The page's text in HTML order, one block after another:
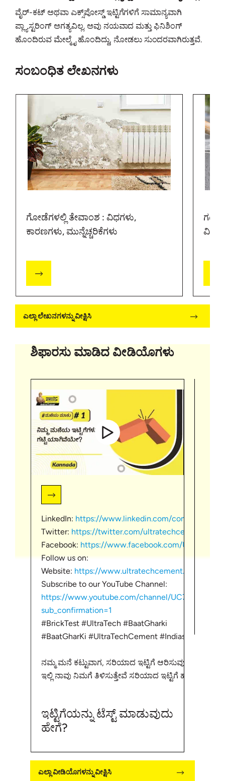
ವೈರ್-ಕಟ್ ಅಥವಾ ಎಕ್ಸ್‌ಪೋಸ್ಡ್ ಇಟ್ಟಿಗೆಗಳಿಗೆ ಸಾಮಾನ್ಯವಾಗಿ
ಪ್ಲ್ಯಾಸ್ಟರಿಂಗ್ ಅಗತ್ಯವಿಲ್ಲ. ಅವು ನಯವಾದ ಮತ್ತು ಫಿನಿಶಿಂಗ್
ಹೊಂದಿರುವ ಮೇಲ್ಮೈ ಹೊಂದಿದ್ದು, ನೋಡಲು ಸುಂದರವಾಗಿರುತ್ತವೆ.
ಸಂಬಂಧಿತ ಲೇಖನಗಳು
ಗೋಡೆಗಳಲ್ಲಿ ತೇವಾಂಶ : ವಿಧಗಳು,
ಕಾರಣಗಳು, ಮುನ್ನೆಚ್ಚರಿಕೆಗಳು
ಎಲ್ಲಾ ಲೇಖನಗಳನ್ನು ವೀಕ್ಷಿಸಿ
ಶಿಫಾರಸು ಮಾಡಿದ ವೀಡಿಯೊಗಳು
ಇಟ್ಟಿಗೆಯನ್ನು ಟೆಸ್ಟ್ ಮಾಡುವುದು
ಹೇಗೆ?
ನಮ್ಮ ಮನೆ ಕಟ್ಟುವಾಗ, ಸರಿಯಾದ ಇಟ್ಟಿಗೆ ಆರಿಸುವುದು ಅತೀ
ಇಲ್ಲಿ ನಾವು ನಿಮಗೆ ತಿಳಿಸುತ್ತೇವೆ ಸರಿಯಾದ ಇಟ್ಟಿಗೆ ಹೇಗೆ
#BaatGharKi #UltraTechCement
#BrickTest #UltraTech #BaatGharki
Subscribe to our YouTube Channel:
https://www.youtube.com/channel/
sub_confirmation=1
Website: https://www.ultratechcement.com/
Follow us on:
Facebook: https://www.facebook.com/
Twitter: https://twitter.com/ultratechcement
LinkedIn: https://www.linkedin.com/company/
ಎಲ್ಲಾ ವೀಡಿಯೊಗಳನ್ನು ವೀಕ್ಷಿಸಿ